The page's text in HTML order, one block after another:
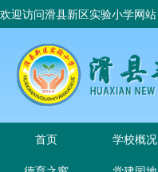
欢迎访问滑县新区实验小学网站
首页 学校概况